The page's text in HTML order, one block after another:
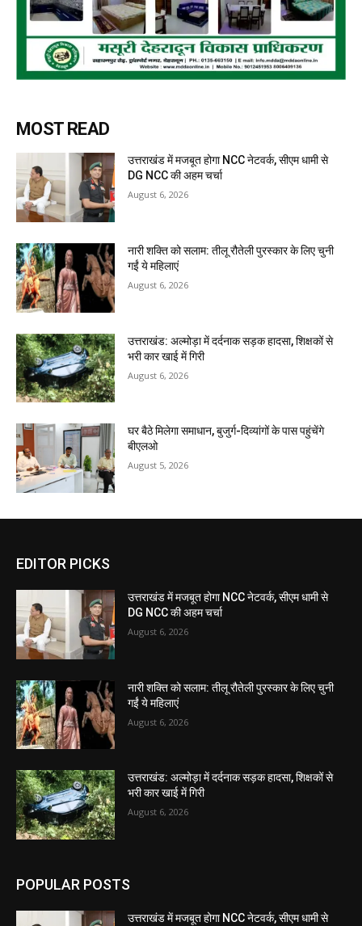
MOST READ
उत्तराखंड में मजबूत होगा NCC नेटवर्क, सीएम धामी से
DG NCC की अहम चर्चा
August 6, 2026
नारी शक्ति को सलाम: तीलू रौतेली पुरस्कार के लिए चुनी
गईं ये महिलाएं
August 6, 2026
उत्तराखंड: अल्मोड़ा में दर्दनाक सड़क हादसा, शिक्षकों से
भरी कार खाई में गिरी
August 6, 2026
घर बैठे मिलेगा समाधान, बुजुर्ग-दिव्यांगों के पास पहुंचेंगे
बीएलओ
August 5, 2026
EDITOR PICKS
उत्तराखंड में मजबूत होगा NCC नेटवर्क, सीएम धामी से
DG NCC की अहम चर्चा
August 6, 2026
नारी शक्ति को सलाम: तीलू रौतेली पुरस्कार के लिए चुनी
गईं ये महिलाएं
August 6, 2026
उत्तराखंड: अल्मोड़ा में दर्दनाक सड़क हादसा, शिक्षकों से
भरी कार खाई में गिरी
August 6, 2026
POPULAR POSTS
उत्तराखंड में मजबूत होगा NCC नेटवर्क, सीएम धामी से